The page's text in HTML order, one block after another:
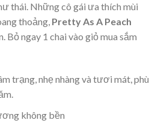
thái. Những cô gái ưa thích mùi
thoảng, Pretty As A Peach
Bỏ ngay 1 chai vào giỏ mua sắm
trạng, nhẹ nhàng và tươi mát, phù
không bền